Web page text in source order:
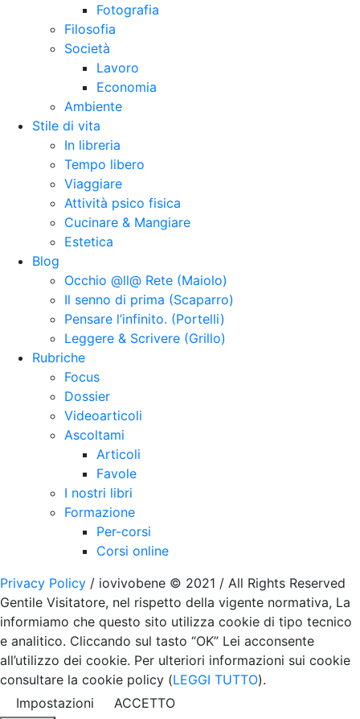
Fotografia
Filosofia
Società
Lavoro
Economia
Ambiente
Stile di vita
In libreria
Tempo libero
Viaggiare
Attività psico fisica
Cucinare & Mangiare
Estetica
Blog
Occhio @ll@ Rete (Maiolo)
Il senno di prima (Scaparro)
Pensare l’infinito. (Portelli)
Leggere & Scrivere (Grillo)
Rubriche
Focus
Dossier
Videoarticoli
Ascoltami
Articoli
Favole
I nostri libri
Formazione
Per-corsi
Corsi online
Privacy Policy / iovivobene © 2021 / All Rights Reserved
Gentile Visitatore, nel rispetto della vigente normativa, La
informiamo che questo sito utilizza cookie di tipo tecnico
e analitico. Cliccando sul tasto “OK” Lei acconsente
all’utilizzo dei cookie. Per ulteriori informazioni sui cookie
consultare la cookie policy (LEGGI TUTTO).
Impostazioni
ACCETTO